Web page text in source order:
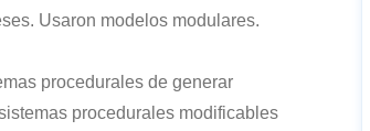
Usaron modelos modulares.
procedurales de generar
procedurales modificables